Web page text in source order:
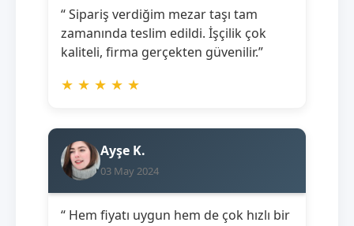
“ Sipariş verdiğim mezar taşı tam
zamanında teslim edildi. İşçilik çok
kaliteli, firma gerçekten güvenilir.”
★ ★ ★ ★ ★
Ayşe K.
03 May 2024
“ Hem fiyatı uygun hem de çok hızlı bir